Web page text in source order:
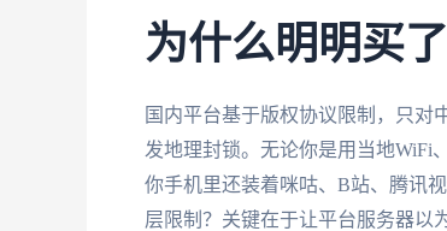
为什么明明买
国内平台基于版权协议限制，只对
发地理封锁。无论你是用当地WiFi
你手机里还装着咪咕、B站、腾讯
层限制？关键在于让平台服务器以